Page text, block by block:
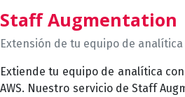
Staff Augmentation
Extensión de tu equipo de analítica
Extiende tu equipo de analítica
AWS. Nuestro servicio de Staff